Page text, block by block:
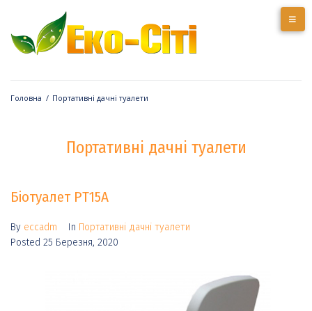
Головна / Портативні дачні туалети
Портативні дачні туалети
Біотуалет PT15A
By eccadm In Портативні дачні туалети
Posted 25 Березня, 2020